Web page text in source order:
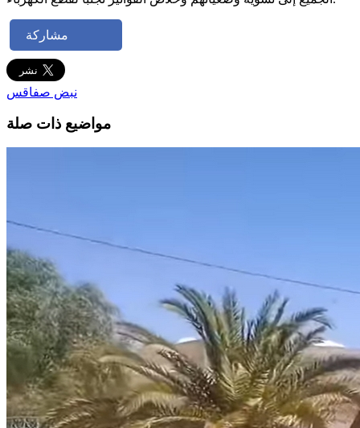
مشاركة
نبض صفاقس
مواضيع ذات صلة